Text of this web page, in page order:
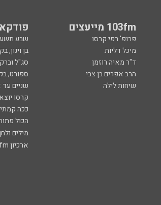
103fm מייעצים
פרופ' רפי קרסו שבע
מיכל דליות בן וינון,
ד"ר מאיה רוזמן סג"ל
הרב אפרים בן צבי ספורט,
שיחות לילה שניים
קרסו
ככה קמתי
הכול
מילים
ארכיון 103fm